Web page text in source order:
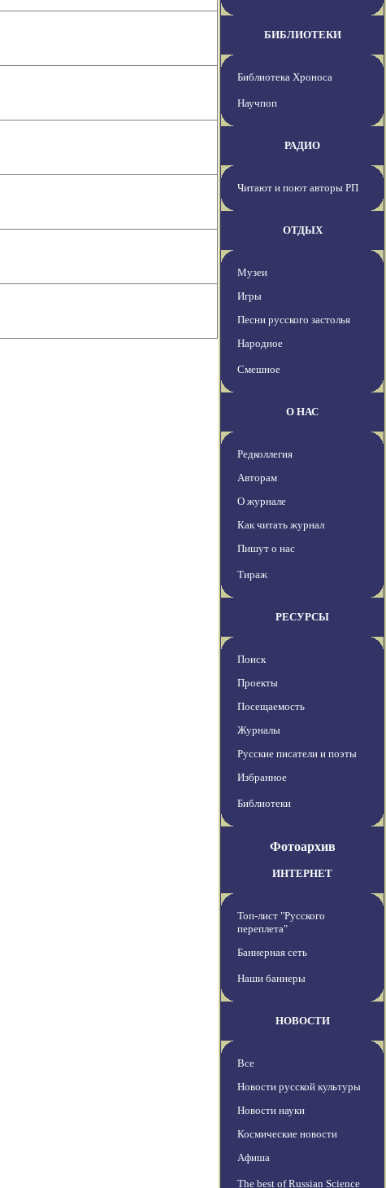
БИБЛИОТЕКИ
Библиотека Хроноса
Научпоп
РАДИО
Читают и поют авторы РП
ОТДЫХ
Музеи
Игры
Песни русского застолья
Народное
Смешное
О НАС
Редколлегия
Авторам
О журнале
Как читать журнал
Пишут о нас
Тираж
РЕСУРСЫ
Поиск
Проекты
Посещаемость
Журналы
Русские писатели и поэты
Избранное
Библиотеки
Фотоархив
ИНТЕРНЕТ
Топ-лист "Русского
переплета"
Баннерная сеть
Наши баннеры
НОВОСТИ
Все
Новости русской культуры
Новости науки
Космические новости
Афиша
The best of Russian Science